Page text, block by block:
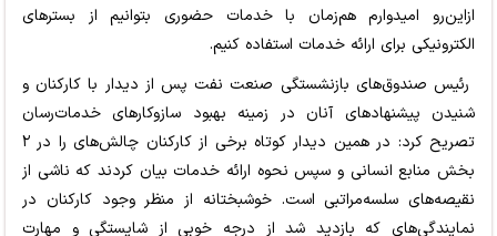
ازاین‌رو امیدوارم هم‌زمان با خدمات حضوری بتوانیم از بسترهای
الکترونیکی برای ارائه خدمات استفاده کنیم.
رئیس صندوق‌های بازنشستگی صنعت نفت پس از دیدار با کارکنان و
شنیدن پیشنهادهای آنان در زمینه بهبود سازوکارهای خدمات‌رسان
تصریح کرد: در همین دیدار کوتاه برخی از کارکنان چالش‌های را در ۲
بخش منابع انسانی و سپس نحوه ارائه خدمات بیان کردند که ناشی از
نقیصه‌های سلسه‌مراتبی است. خوشبختانه از منظر وجود کارکنان در
نمایندگی‌های که بازدید شد از درجه خوبی از شایستگی و مهارت